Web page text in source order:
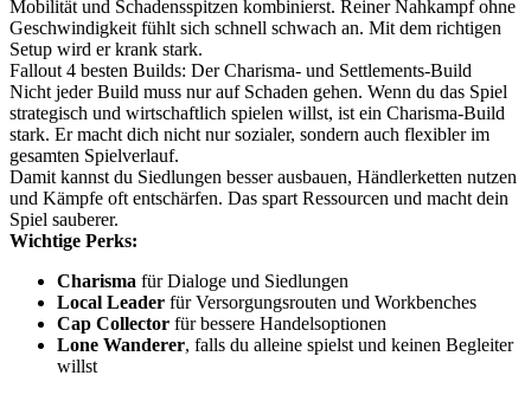
Mobilität und Schadensspitzen kombinierst. Reiner Nahkampf ohne
Geschwindigkeit fühlt sich schnell schwach an. Mit dem richtigen
Setup wird er krank stark.
Fallout 4 besten Builds: Der Charisma- und Settlements-Build
Nicht jeder Build muss nur auf Schaden gehen. Wenn du das Spiel
strategisch und wirtschaftlich spielen willst, ist ein Charisma-Build
stark. Er macht dich nicht nur sozialer, sondern auch flexibler im
gesamten Spielverlauf.
Damit kannst du Siedlungen besser ausbauen, Händlerketten nutzen
und Kämpfe oft entschärfen. Das spart Ressourcen und macht dein
Spiel sauberer.
Wichtige Perks:
Charisma für Dialoge und Siedlungen
Local Leader für Versorgungsrouten und Workbenches
Cap Collector für bessere Handelsoptionen
Lone Wanderer, falls du alleine spielst und keinen Begleiter
willst